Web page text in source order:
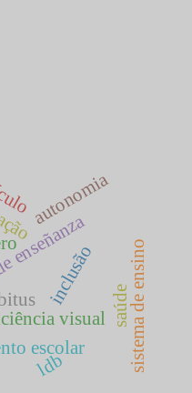
visual
inclusão
escolar
saúdesistema de ensino
autonomia
ldb